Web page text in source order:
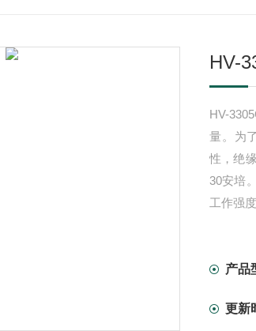
HV-
HV-
量。为
性，绝
30安培
工作强
产品
更新